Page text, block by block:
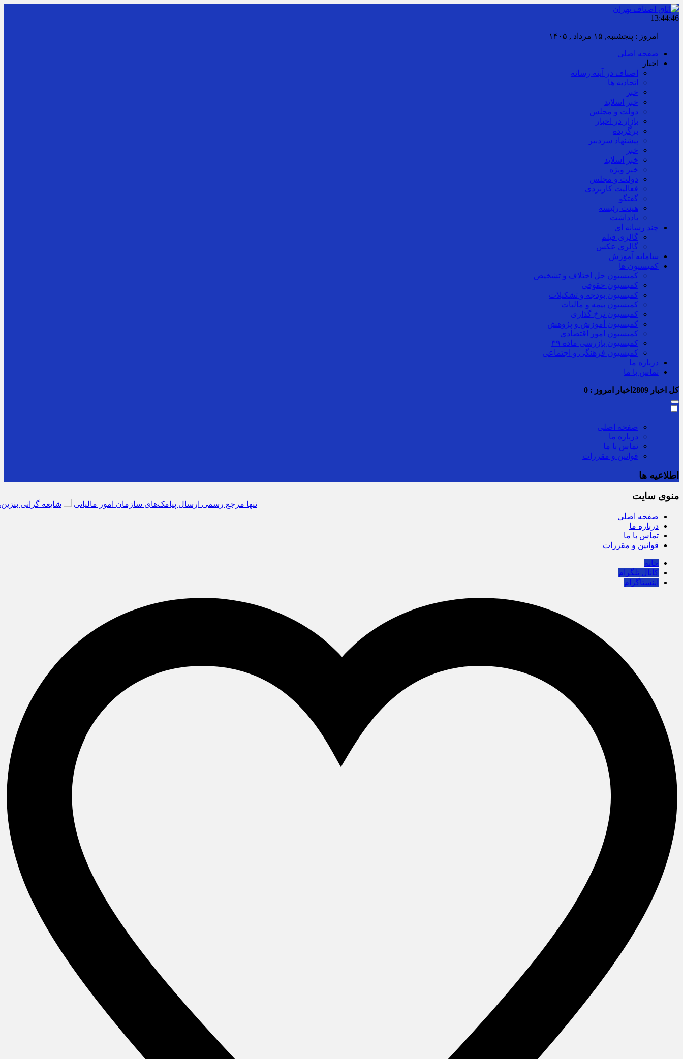
13:44:47
امروز : پنجشنبه, ۱۵ مرداد , ۱۴۰۵
صفحه اصلی
اخبار
اصناف در آینه رسانه
اتحادیه ها
خبر
خبر اسلايد
دولت و مجلس
بازار در اخبار
برگزیده
پیشنهاد سردبیر
خبر
خبر اسلايد
خبر ویژه
دولت و مجلس
فعالیت کاربردی
گفتگو
هیئت رئیسه
یادداشت
چند رسانه ای
گالری فیلم
گالری عکس
سامانه آموزش
کمیسیون ها
کمیسیون حل اختلاف و تشخیص
کمیسیون حقوقی
کمیسیون بودجه و تشکیلات
کمیسیون بیمه و مالیات
کمیسیون نرخ گذاری
کمیسیون آموزش و پژوهش
کمیسیون امور اقتصادی
کمیسیون بازرسی ماده ۳۹
کمیسیون فرهنگی و اجتماعی
درباره ما
تماس با ما
کل اخبار اخبار امروز : 0
صفحه اصلی
درباره ما
تماس با ما
قوانین و مقررات
اطلاعیه ها
سرشماره «MALIAT» تنها مرجع رسمی ارسال پیامک‌های سازمان امور مالیاتی شایعه گرانی بنزین، قیمت خودروهای برقی را
منوی سایت
صفحه اصلی
درباره ما
تماس با ما
قوانین و مقررات
خانه
کانال تلگرام
اینستاگرام